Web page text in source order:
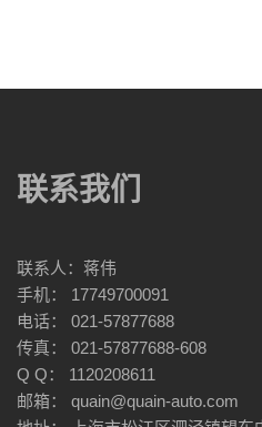
联系我们
联系人：蒋伟
手机： 17749700091
电话： 021-57877688
传真： 021-57877688-608
Q Q： 1120208611
邮箱： quain@quain-auto.com